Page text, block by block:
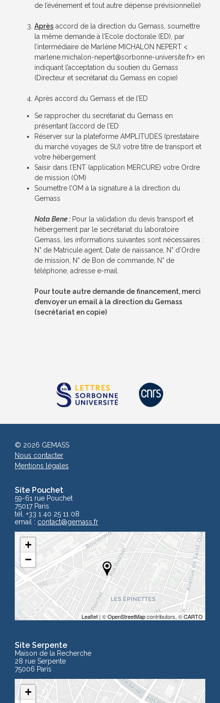
de l’événement et tout autre dépense prévisionnelle)
Après accord de la direction du Gemass, soumettre
la même demande à l’Ecole doctorale (ED), par
l’intermédiaire de Marlène MICHALON NEPERT <
marlene.michalon-nepert@sorbonne-universite.fr> en
indiquant l’acceptation du soutien du Gemass
(Directeur et secrétariat du Gemass en copie)
Après accord du Gemass et de l’ED
Se rapprocher du secrétariat du Gemass en
présentant l’accord de l’ED
Réserver sur la plateforme AMPLITUDES (prestataire
du marché voyages de SU) votre titre de transport et
votre hébergement
Saisir dans l’ENT (application MERCURE) votre Ordre
de mission (OM)
Soumettre l’OM à la signature à la direction du
Gemass
Nota Bene : Pour la validation du devis transport et
hébergement par le secrétariat du laboratoire
Gemass, les informations suivantes sont nécessaires :
N° de Matricule agent, Date de naissance, N° d’Ordre
de mission, N° de Bon de commande, N° de
téléphone, adresse e-mail.
Pour toute autre demande de financement, merci
d’envoyer un email à la direction du Gemass
(secrétariat en copie)
Site Pouchet
59-61 rue Pouchet
75017 Paris
tél. +33 1 40 25 11 08
email : contact@gemass.fr
+
−
Leaflet | ©OpenStreetMapcontributors, ©CARTO
Site Serpente
Maison de la Recherche
28 rue Serpente
75006 Paris
+
© 2026 GEMASS
Nous contacter
Mentions légales